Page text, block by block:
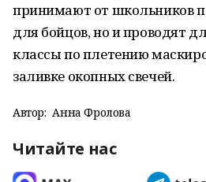
принимают от школьников
для бойцов, но и проводят
классы по плетению
заливке окопных свечей.
Автор: Анна Фролова
Читайте нас